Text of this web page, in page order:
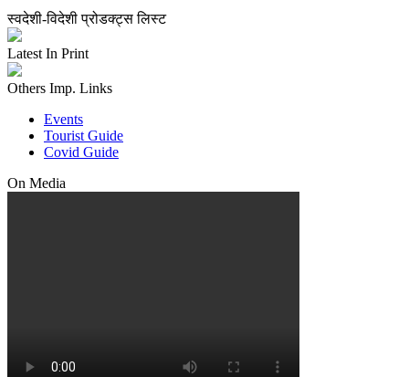
स्वदेशी-विदेशी प्रोडक्ट्स लिस्ट
Latest In Print
Others Imp. Links
Events
Tourist Guide
Covid Guide
On Media